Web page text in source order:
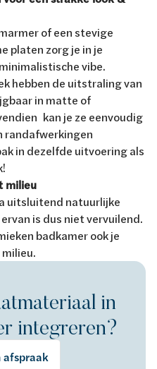
of een stevige
platen zorg je in je
vibe.
hebben de uitstraling van
in matte of
kan je ze eenvoudig
randafwerkingen
in dezelfde uitvoering als
milieu
uitsluitend natuurlijke
is dus niet vervuilend.
badkamer ook je
in
integreren?
afspraak